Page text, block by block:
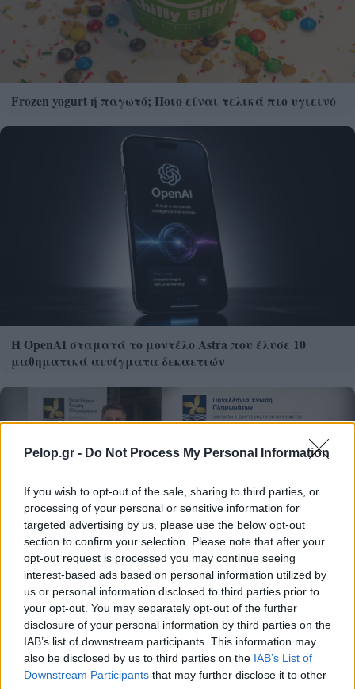
Pelop.gr - Do Not Process My Personal Information
If you wish to opt-out of the sale, sharing to third parties, or
processing of your personal or sensitive information for
targeted advertising by us, please use the below opt-out
section to confirm your selection. Please note that after your
opt-out request is processed you may continue seeing
interest-based ads based on personal information utilized by
us or personal information disclosed to third parties prior to
your opt-out. You may separately opt-out of the further
disclosure of your personal information by third parties on the
IAB’s list of downstream participants. This information may
also be disclosed by us to third parties on the IAB’s List of
Downstream Participants that may further disclose it to other
Frozen yogurt ή παγωτό; Ποιο είναι τελικά πιο υγιεινό
Η OpenAI σταματά το μοντέλο Astra που έλυσε 10
μαθηματικά αινίγματα δεκαετιών
Δωρεά απινιδωτή στην Κοινότητα Κουραμάδων
Κέρκυρας από την Π.Ε.Π.Ι.Ε.Θ